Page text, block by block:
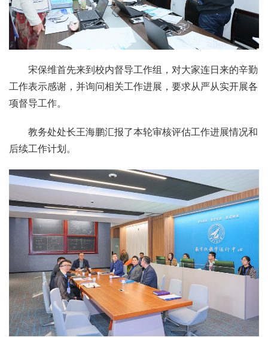
宋保维首先来到校内督导工作组，对大家连日来的辛勤
工作表示感谢，并询问相关工作进展，要求从严从实开展各
项督导工作。
教务处处长王海鹏汇报了本轮审核评估工作进展情况和
后续工作计划。